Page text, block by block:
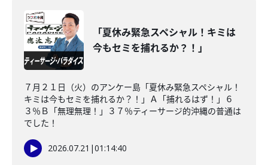
「夏休み緊急スペシャル！キミは
今もセミを捕れるか？！」
７月２１日（火）のアンケー島「夏休み緊急スペシャル！
キミは今もセミを捕れるか？！」Ａ「捕れるはず！」６
３％Ｂ「無理無理！」３７％ティーサージ的沖縄の普通は
でした！
2026.07.21 |01:14:40